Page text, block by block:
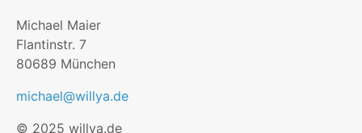
Michael Maier
Flantinstr. 7
80689 München
michael@willya.de
© 2025 willya.de